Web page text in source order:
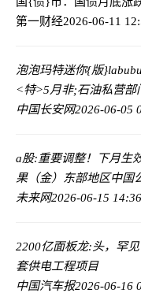
第一财经2026-06-11
泡泡玛特迷你{版
<特>5月非;石油私营部
中国长安网2026-06-05
a股:重要调整！下月生
果（金）东部地区中国
未来网2026-06-15
2200亿面板龙:头，罕
套供电工程项目
中国汽车报2026-06-16